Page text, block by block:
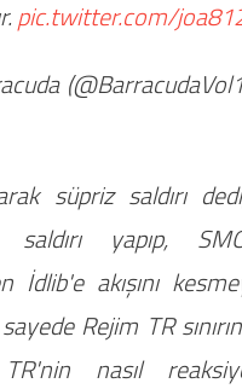
pic.twitter.com/
süpriz saldırı
saldırı yapıp,
İdlib'e akışını
Rejim TR
nasıl